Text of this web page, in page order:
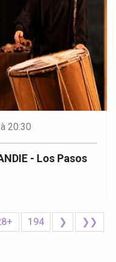
à 20:30
- Los Pasos
194 ❯ ❯❯